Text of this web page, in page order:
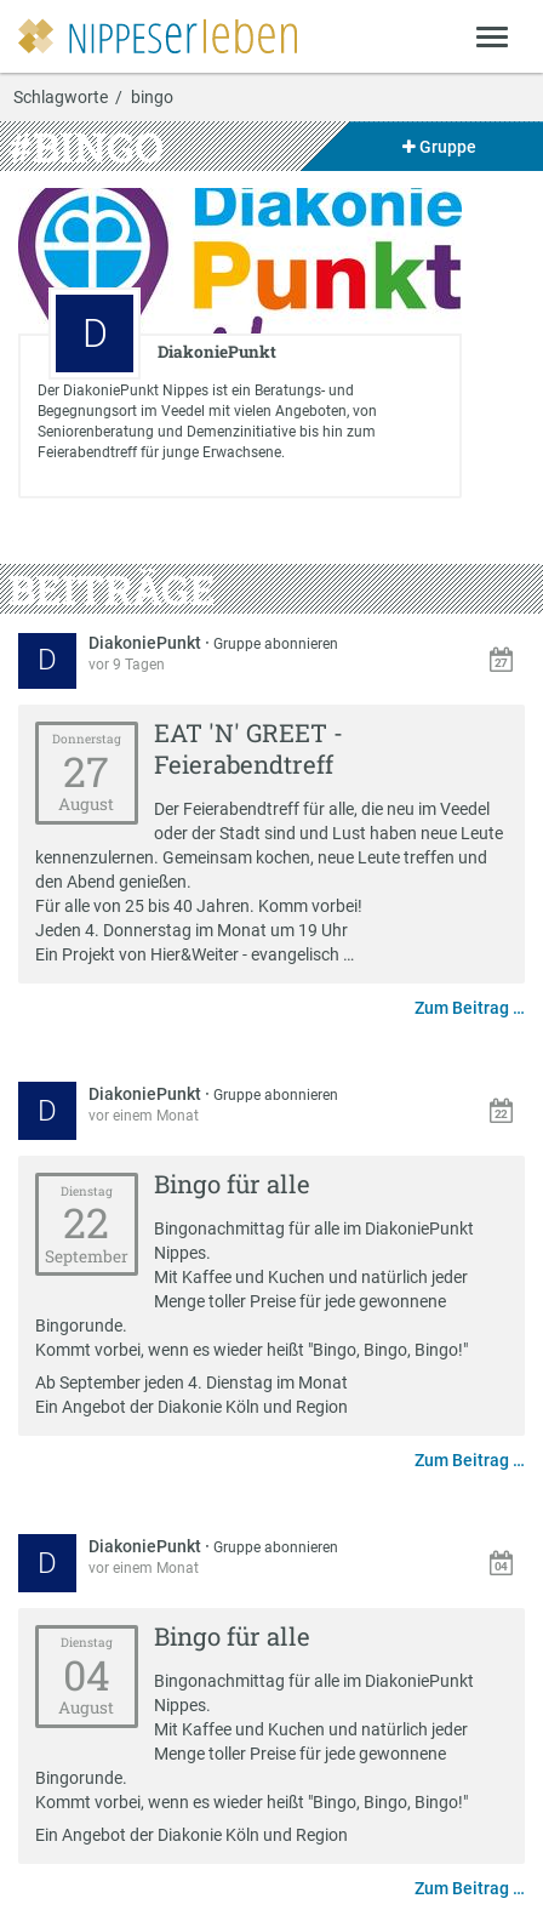
Schlagworte bingo
#BINGO Gruppe
D DiakoniePunkt
Der DiakoniePunkt Nippes ist ein Beratungs- und
Begegnungsort im Veedel mit vielen Angeboten, von
Seniorenberatung und Demenzinitiative bis hin zum
Feierabendtreff für junge Erwachsene.
BEITRÄGE
D DiakoniePunkt ·Gruppe abonnieren
vor 9 Tagen
Donnerstag
27
August
EAT 'N' GREET -
Feierabendtreff
Der Feierabendtreff für alle, die neu im Veedel
oder der Stadt sind und Lust haben neue Leute
kennenzulernen. Gemeinsam kochen, neue Leute treffen und
den Abend genießen.
Für alle von 25 bis 40 Jahren. Komm vorbei!
Jeden 4. Donnerstag im Monat um 19 Uhr
Ein Projekt von Hier&Weiter - evangelisch …
Zum Beitrag …
D DiakoniePunkt ·Gruppe abonnieren
vor einem Monat
Dienstag
22
September
Bingo für alle
Bingonachmittag für alle im DiakoniePunkt
Nippes.
Mit Kaffee und Kuchen und natürlich jeder
Menge toller Preise für jede gewonnene
Bingorunde.
Kommt vorbei, wenn es wieder heißt "Bingo, Bingo, Bingo!"
Ab September jeden 4. Dienstag im Monat
Ein Angebot der Diakonie Köln und Region
Zum Beitrag …
D DiakoniePunkt ·Gruppe abonnieren
vor einem Monat
Dienstag
04
August
Bingo für alle
Bingonachmittag für alle im DiakoniePunkt
Nippes.
Mit Kaffee und Kuchen und natürlich jeder
Menge toller Preise für jede gewonnene
Bingorunde.
Kommt vorbei, wenn es wieder heißt "Bingo, Bingo, Bingo!"
Ein Angebot der Diakonie Köln und Region
Zum Beitrag …